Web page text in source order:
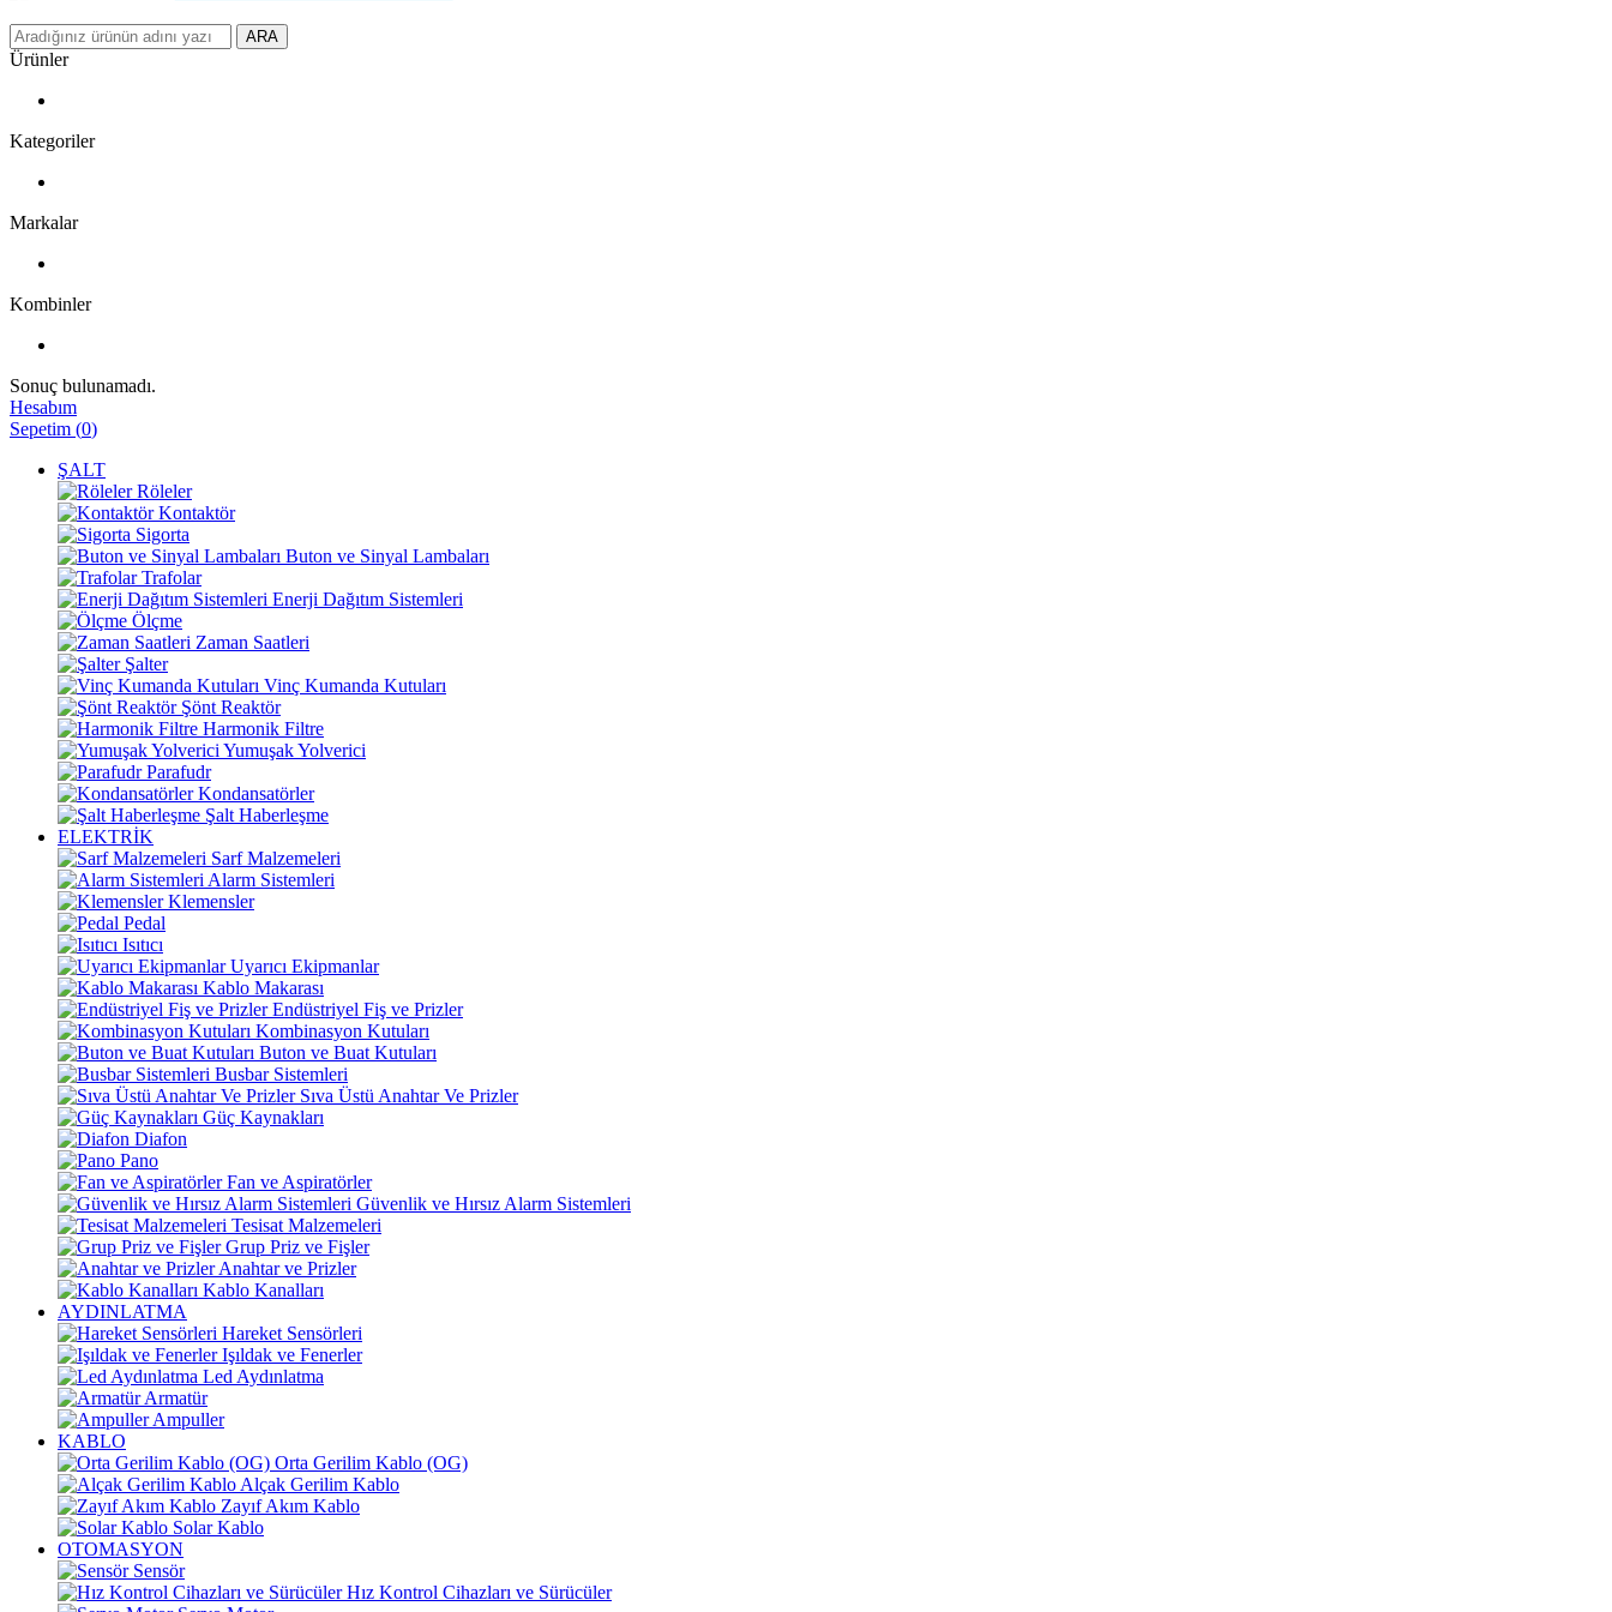
ARA
Ürünler
Kategoriler
Markalar
Kombinler
Sonuç bulunamadı.
Hesabım
Sepetim (0)
ŞALT
Röleler
Kontaktör
Sigorta
Buton ve Sinyal Lambaları
Trafolar
Enerji Dağıtım Sistemleri
Ölçme
Zaman Saatleri
Şalter
Vinç Kumanda Kutuları
Şönt Reaktör
Harmonik Filtre
Yumuşak Yolverici
Parafudr
Kondansatörler
Şalt Haberleşme
ELEKTRİK
Sarf Malzemeleri
Alarm Sistemleri
Klemensler
Pedal
Isıtıcı
Uyarıcı Ekipmanlar
Kablo Makarası
Endüstriyel Fiş ve Prizler
Kombinasyon Kutuları
Buton ve Buat Kutuları
Busbar Sistemleri
Sıva Üstü Anahtar Ve Prizler
Güç Kaynakları
Diafon
Pano
Fan ve Aspiratörler
Güvenlik ve Hırsız Alarm Sistemleri
Tesisat Malzemeleri
Grup Priz ve Fişler
Anahtar ve Prizler
Kablo Kanalları
AYDINLATMA
Hareket Sensörleri
Işıldak ve Fenerler
Led Aydınlatma
Armatür
Ampuller
KABLO
Orta Gerilim Kablo (OG)
Alçak Gerilim Kablo
Zayıf Akım Kablo
Solar Kablo
OTOMASYON
Sensör
Hız Kontrol Cihazları ve Sürücüler